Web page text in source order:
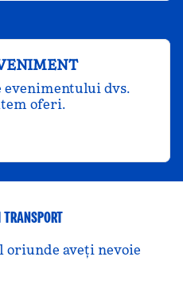
dvs.
oferi.
oriunde aveți nevoie